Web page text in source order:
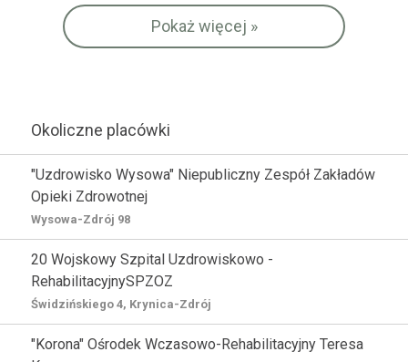
Pokaż więcej »
Okoliczne placówki
"Uzdrowisko Wysowa" Niepubliczny Zespół Zakładów
Opieki Zdrowotnej
Wysowa-Zdrój 98
20 Wojskowy Szpital Uzdrowiskowo -
RehabilitacyjnySPZOZ
Świdzińskiego 4, Krynica-Zdrój
"Korona" Ośrodek Wczasowo-Rehabilitacyjny Teresa